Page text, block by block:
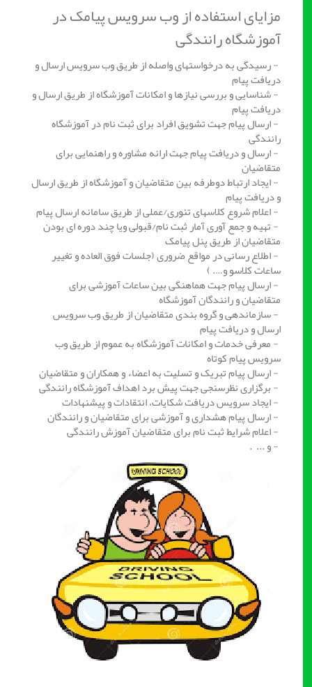
مزایای استفاده از وب سرویس پیامک در
آموزشگاه رانندگی
- رسیدگی به درخواستهای واصله از طریق وب سرویس ارسال و
دریافت پیام
- شناسایی و بررسی نیازها و امکانات آموزشگاه از طریق ارسال و
دریافت پیام
- ارسال پیام جهت تشویق افراد برای ثبت نام در آموزشگاه
رانندگی
- ارسال و دریافت پیام جهت ارائه مشاوره و راهنمایی برای
متقاضیان
- ایجاد ارتباط دوطرفه بین متقاضیان و آموزشگاه از طریق ارسال
و دریافت پیام
- اعلام شروع کلاسهای تئوری/عملی از طریق سامانه ارسال پیام
- تهیه و جمع آوری آمار ثبت نام/قبولی ویا چند دوره ای بودن
متقاضیان از طریق پنل پیامک
- اطلاع رسانی در مواقع ضروری (جلسات فوق العاده و تغییر
ساعات کلاسو و…. )
- ارسال پیام جهت هماهنگی بین ساعات آموزشی برای
متقاضیان و رانندگان آموزشگاه
- سازماندهی و گروه بندی متقاضیان از طریق وب سرویس
ارسال و دریافت پیام
- معرفی خدمات و امکانات آموزشگاه به عموم از طریق وب
سرویس پیام کوتاه
- ارسال پیام تبریک و تسلیت به اعضاء و همکاران و متقاضیان
- برگزاری نظرسنجی جهت پیش برد اهداف آموزشگاه رانندگی
- ایجاد سرویس دریافت شکایات، انتقادات و پیشنهادات
- ارسال پیام هشداری و آموزشی برای متقاضیان و رانندگان
- اعلام شرایط ثبت نام برای متقاضیان آموزش رانندگی
- و ... .